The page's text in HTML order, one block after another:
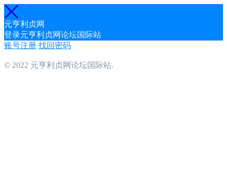
元亨利贞网
登录元亨利贞网论坛国际站
账号注册 找回密码
© 2022 元亨利贞网论坛国际站.